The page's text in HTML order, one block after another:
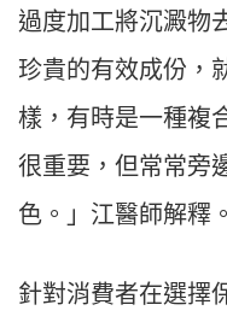
過度加工將沉澱物
珍貴的有效成份，
樣，有時是一種複
很重要，但常常旁
色。」江醫師解釋。
針對消費者在選擇